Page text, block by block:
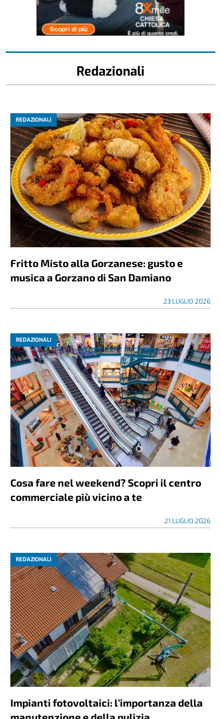
Redazionali
REDAZIONALI
Fritto Misto alla Gorzanese: gusto e
musica a Gorzano di San Damiano
23 LUGLIO 2026
REDAZIONALI
Cosa fare nel weekend? Scopri il centro
commerciale più vicino a te
21 LUGLIO 2026
REDAZIONALI
Impianti fotovoltaici: l’importanza della